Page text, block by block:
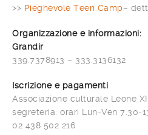
>> Pieghevole Teen Camp–
Organizzazione e informazioni:
Grandir
339.7378913 – 333.3136132
Iscrizione e pagamenti
Associazione culturale Leone
segreteria: orari Lun-Ven 7.30-
02 438 502 216